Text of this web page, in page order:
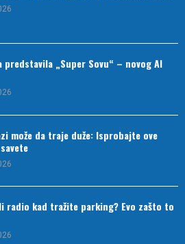
predstavila „Super Sovu“ – novog AI
može da traje duže: Isprobajte ove
radio kad tražite parking? Evo zašto to